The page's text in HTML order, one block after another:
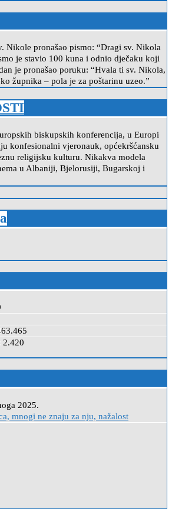
Nikole pronašao pismo: “Dragi sv. Nikola
je stavio 100 kuna i odnio dječaku koji
je pronašao poruku: “Hvala ti sv. Nikola,
župnika – pola je za poštarinu uzeo.”
biskupskih konferencija, u Europi
konfesionalni vjeronauk, općekršćansku
religijsku kulturu. Nikakva modela
u Albaniji, Bjelorusiji, Bugarskoj i
2.420
2024.
kolegice! Hvala Vam na nesebičnom radu i